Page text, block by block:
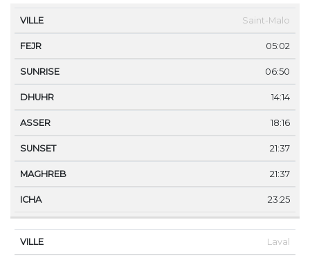
Saint-Malo
05:02
06:50
14:14
18:16
21:37
21:37
23:25
Laval